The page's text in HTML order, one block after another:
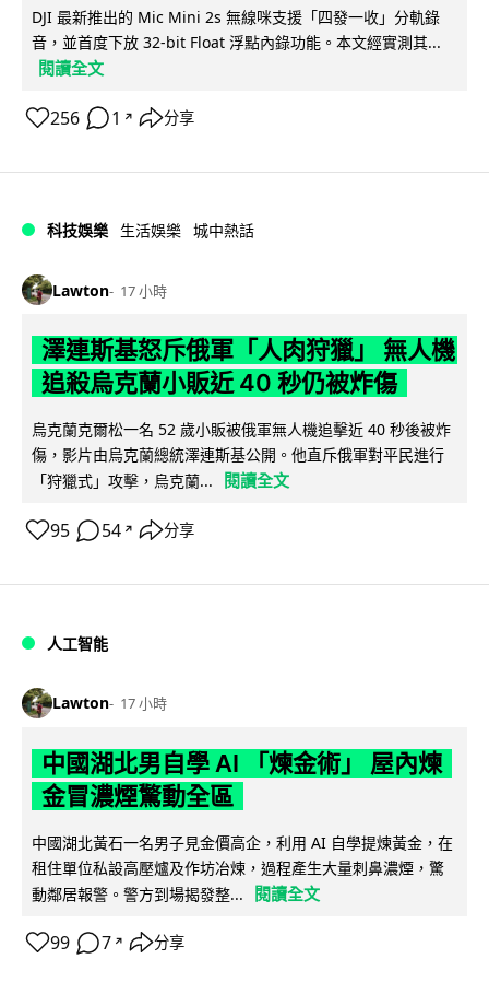
DJI 最新推出的 Mic Mini 2s 無線咪支援「四發一收」分軌錄
音，並首度下放 32-bit Float 浮點內錄功能。本文經實測其...
閱讀全文
256 1 ↗ 分享
科技娛樂 生活娛樂 城中熱話
Lawton 17 小時
澤連斯基怒斥俄軍「人肉狩獵」 無人機
追殺烏克蘭小販近 40 秒仍被炸傷
烏克蘭克爾松一名 52 歲小販被俄軍無人機追擊近 40 秒後被炸
傷，影片由烏克蘭總統澤連斯基公開。他直斥俄軍對平民進行
「狩獵式」攻擊，烏克蘭...
閱讀全文
95 54 ↗ 分享
人工智能
Lawton 17 小時
中國湖北男自學 AI 「煉金術」 屋內煉
金冒濃煙驚動全區
中國湖北黃石一名男子見金價高企，利用 AI 自學提煉黃金，在
租住單位私設高壓爐及作坊冶煉，過程產生大量刺鼻濃煙，驚
動鄰居報警。警方到場揭發整...
閱讀全文
99 7 ↗ 分享